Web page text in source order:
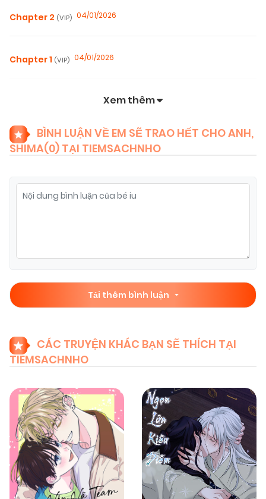
Chapter 2 (VIP) 04/01/2026
Chapter 1 (VIP) 04/01/2026
Xem thêm
BÌNH LUẬN VỀ EM SẼ TRAO HẾT CHO ANH,
SHIMA(0) TẠI TIEMSACHNHO
Tải thêm bình luận
CÁC TRUYỆN KHÁC BẠN SẼ THÍCH TẠI
TIEMSACHNHO